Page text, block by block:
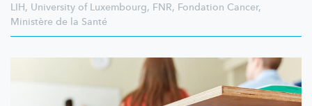
LIH, University of Luxembourg, FNR, Fondation Cancer,
Ministère de la Santé